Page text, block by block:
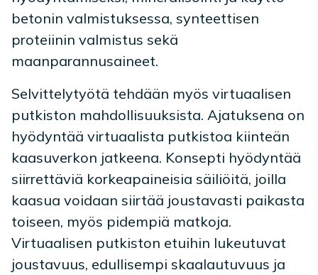
betonin valmistuksessa, synteettisen
proteiinin valmistus sekä
maanparannusaineet.
Selvittelytyötä tehdään myös virtuaalisen
putkiston mahdollisuuksista. Ajatuksena on
hyödyntää virtuaalista putkistoa kiinteän
kaasuverkon jatkeena. Konsepti hyödyntää
siirrettäviä korkeapaineisia säiliöitä, joilla
kaasua voidaan siirtää joustavasti paikasta
toiseen, myös pidempiä matkoja.
Virtuaalisen putkiston etuihin lukeutuvat
joustavuus, edullisempi skaalautuvuus ja